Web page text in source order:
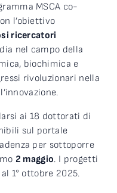
MSCA co-
l’obiettivo
ricercatori
nel campo della
biochimica e
rivoluzionari nella
ai 18 dottorati di
sul portale
per sottoporre
2 maggio. I progetti
1° ottobre 2025.